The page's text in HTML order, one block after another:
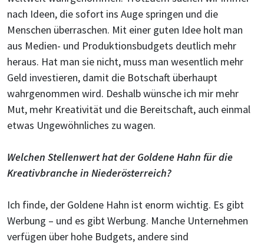
nach Ideen, die sofort ins Auge springen und die
Menschen überraschen. Mit einer guten Idee holt man
aus Medien- und Produktionsbudgets deutlich mehr
heraus. Hat man sie nicht, muss man wesentlich mehr
Geld investieren, damit die Botschaft überhaupt
wahrgenommen wird. Deshalb wünsche ich mir mehr
Mut, mehr Kreativität und die Bereitschaft, auch einmal
etwas Ungewöhnliches zu wagen.
Welchen Stellenwert hat der Goldene Hahn für die
Kreativbranche in Niederösterreich?
Ich finde, der Goldene Hahn ist enorm wichtig. Es gibt
Werbung – und es gibt Werbung. Manche Unternehmen
verfügen über hohe Budgets, andere sind